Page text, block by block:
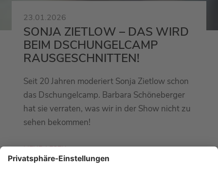
23.01.2026
SONJA ZIETLOW – DAS WIRD
BEIM DSCHUNGELCAMP
RAUSGESCHNITTEN!
Seit 20 Jahren moderiert Sonja Zietlow schon
das Dschungelcamp. Barbara Schöneberger
hat sie verraten, was wir in der Show nicht zu
sehen bekommen!
MEHR LESEN